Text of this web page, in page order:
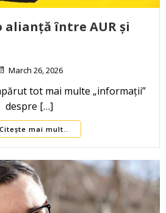
alianță între AUR și
March 26, 2026
tot mai multe „informații”
despre […]
Citește mai mult..